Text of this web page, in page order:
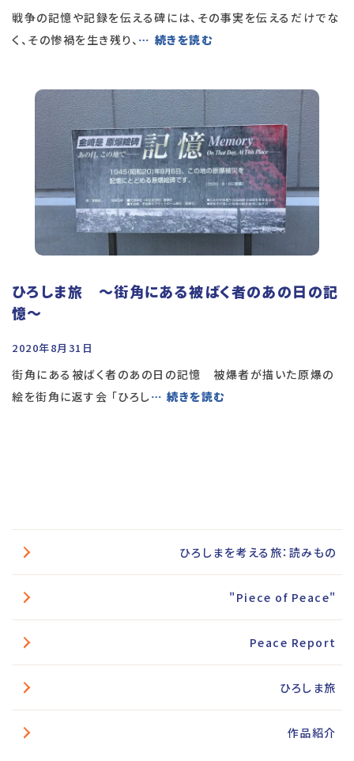
戦争の記憶や記録を伝える碑には、その事実を伝えるだけでな
く、その惨禍を生き残り、 … 続きを読む
ひろしま旅 〜街角にある被ばく者のあの日の記
憶〜
2020年8月31日
街角にある被ばく者のあの日の記憶 被爆者が描いた原爆の
絵を街角に返す会 「ひろし… 続きを読む
ひろしまを考える旅：読みもの
"Piece of Peace"
Peace Report
ひろしま旅
作品紹介